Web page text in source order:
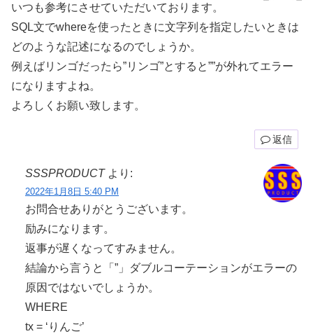
いつも参考にさせていただいております。
SQL文でwhereを使ったときに文字列を指定したいときは
どのような記述になるのでしょうか。
例えばリンゴだったら”リンゴ”とすると””が外れてエラー
になりますよね。
よろしくお願い致します。
返信
SSSPRODUCT より:
2022年1月8日 5:40 PM
お問合せありがとうございます。
励みになります。
返事が遅くなってすみません。
結論から言うと「”」ダブルコーテーションがエラーの
原因ではないでしょうか。
WHERE
tx = ‘りんご’